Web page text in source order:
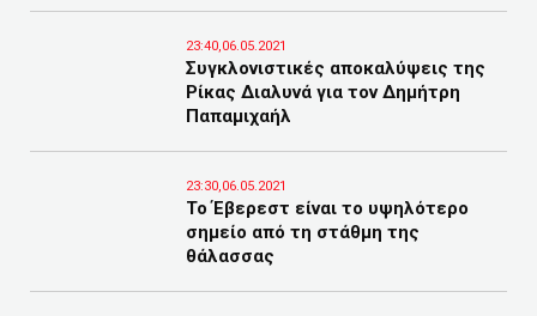
23:40,06.05.2021
Συγκλονιστικές αποκαλύψεις της
Ρίκας Διαλυνά για τον Δημήτρη
Παπαμιχαήλ
23:30,06.05.2021
Το Έβερεστ είναι το υψηλότερο
σημείο από τη στάθμη της
θάλασσας